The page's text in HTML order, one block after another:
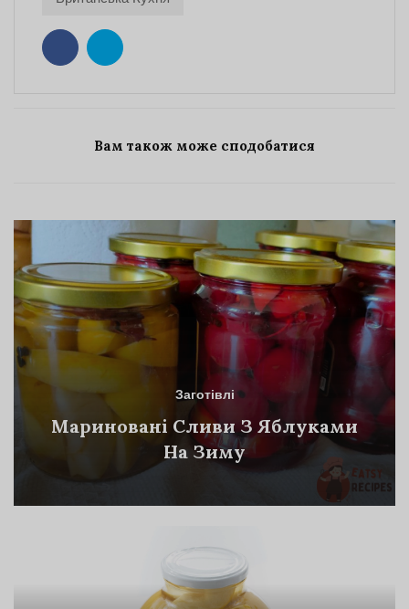
Вам також може сподобатися
Заготівлі
Мариновані Сливи З Яблуками
На Зиму